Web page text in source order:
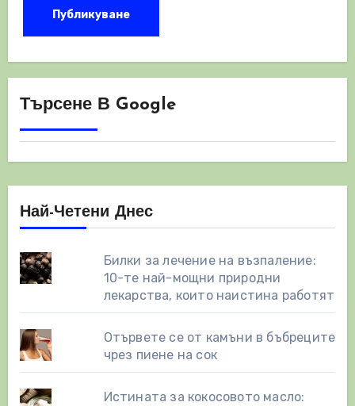
Търсене В Google
Най-Четени Днес
Билки за лечение на възпаление:
10-те най-мощни природни
лекарства, които наистина работят
Отървете се от камъни в бъбреците
чрез пиене на сок
Истината за кокосовото масло: